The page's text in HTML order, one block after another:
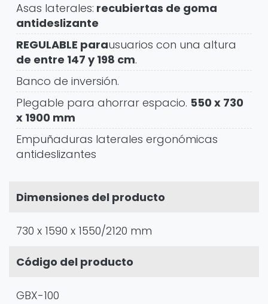
Asas laterales: recubiertas de goma
antideslizante
REGULABLE parausuarios con una altura
de entre 147 y 198 cm.
Banco de inversión.
Plegable para ahorrar espacio. 550 x 730
x 1900 mm
Empuñaduras laterales ergonómicas
antideslizantes
Dimensiones del producto
730 x 1590 x 1550/2120 mm
Código del producto
GBX-100